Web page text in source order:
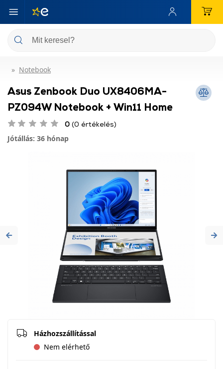
Notebook
Asus Zenbook Duo UX8406MA-
PZ094W Notebook + Win11 Home
0 (0 értékelés)
Jótállás: 36 hónap
Previous
Házhozszállítással
Nem elérhető